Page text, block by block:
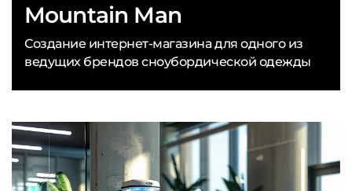
Mountain Man
Создание интернет-магазина для одного из
ведущих брендов сноубордической одежды